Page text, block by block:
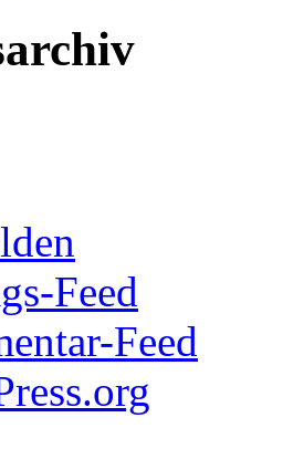
Feed
Feed